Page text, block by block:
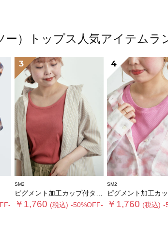
ー）トップス人気アイテムラ
3
SM2
ピグメント加工カップ付タンクトップ
￥1,760 (税込) -50%OFF-
4
SM2
ピグメント加工カップ付ノ
￥1,760 (税込) -